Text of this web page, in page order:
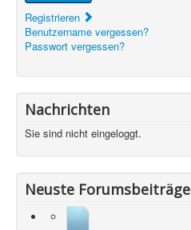
Registrieren
Benutzername vergessen?
Passwort vergessen?
Nachrichten
Sie sind nicht eingeloggt.
Neuste Forumsbeiträge